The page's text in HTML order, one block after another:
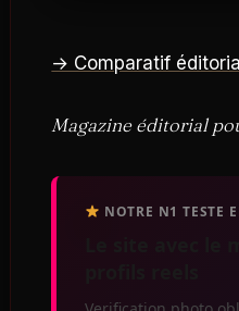
→ Comparatif
Magazine éditorial
NOTRE N1 TESTE